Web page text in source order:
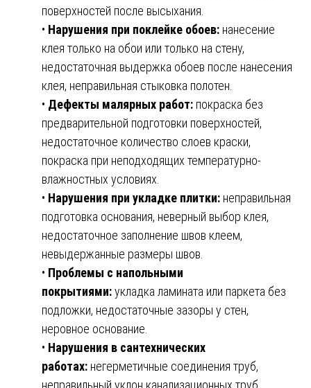
поверхностей после высыхания.
• Нарушения при поклейке обоев: нанесение
клея только на обои или только на стену,
недостаточная выдержка обоев после нанесения
клея, неправильная стыковка полотен.
• Дефекты малярных работ: покраска без
предварительной подготовки поверхностей,
недостаточное количество слоев краски,
покраска при неподходящих температурно-
влажностных условиях.
• Нарушения при укладке плитки: неправильная
подготовка основания, неверный выбор клея,
недостаточное заполнение швов клеем,
невыдержанные размеры швов.
• Проблемы с напольными
покрытиями:укладка ламината или паркета без
подложки, недостаточные зазоры у стен,
неровное основание.
• Нарушения в сантехнических
работах: негерметичные соединения труб,
неправильный уклон канализационных труб,